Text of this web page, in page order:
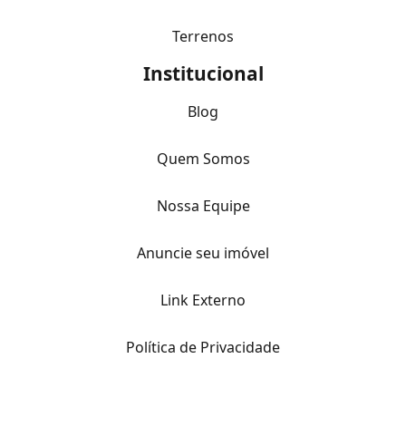
Terrenos
Institucional
Blog
Quem Somos
Nossa Equipe
Anuncie seu imóvel
Link Externo
Política de Privacidade